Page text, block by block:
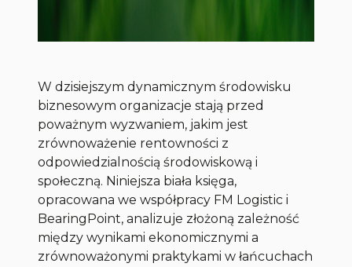
W dzisiejszym dynamicznym środowisku
biznesowym organizacje stają przed
poważnym wyzwaniem, jakim jest
zrównoważenie rentowności z
odpowiedzialnością środowiskową i
społeczną. Niniejsza biała księga,
opracowana we współpracy FM Logistic i
BearingPoint, analizuje złożoną zależność
między wynikami ekonomicznymi a
zrównoważonymi praktykami w łańcuchach